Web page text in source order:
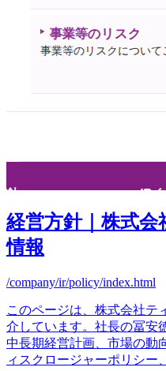
経営方針｜株式
情報
/company/ir/policy/index.html
このページは、株式会社テ
介しています。社長の冨安
中長期経営計画、市場の動
ィスクロージャーポリシー